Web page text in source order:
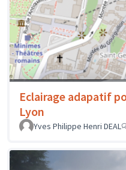
Eclairage adapatif
Lyon
Yves Philippe Henri DEAL